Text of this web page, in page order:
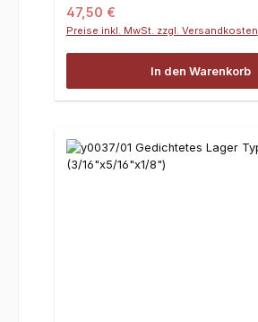
Regulärer Preis:
47,50 €
Preise inkl. MwSt. zzgl. Versandkosten
In den Warenkorb